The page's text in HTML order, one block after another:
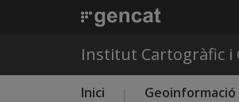
Institut Cartogràfic i
Menú principal
Inici Geoinformació